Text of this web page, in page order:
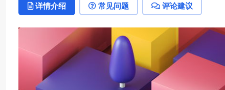
详情介绍 常见问题 评论建议